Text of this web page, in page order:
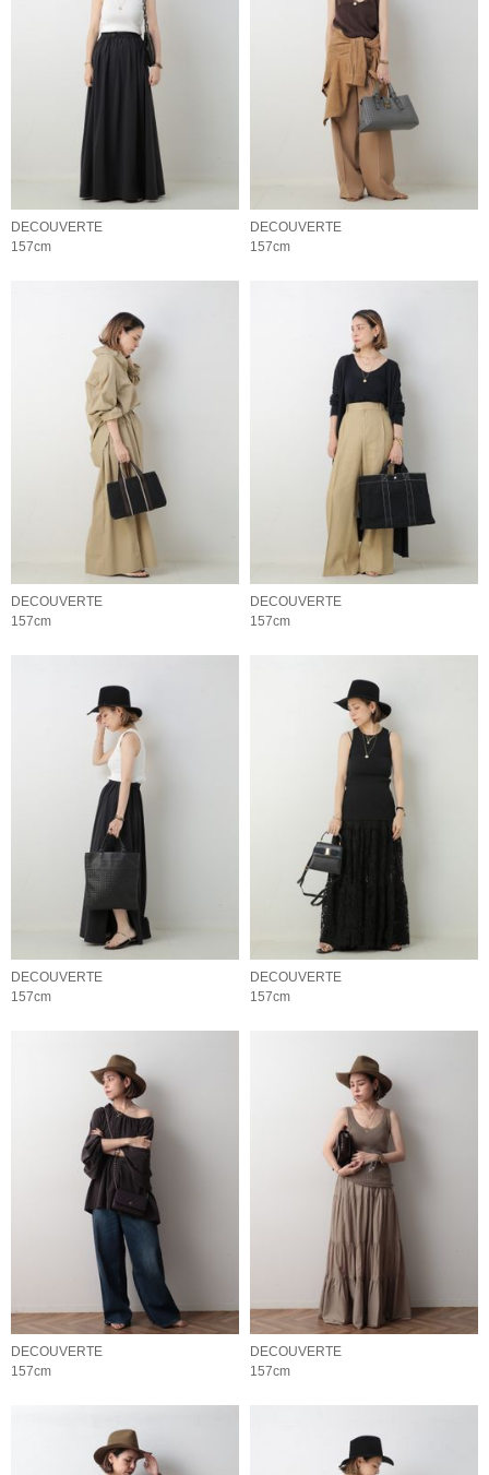
DECOUVERTE
157cm
DECOUVERTE
157cm
DECOUVERTE
157cm
DECOUVERTE
157cm
DECOUVERTE
157cm
DECOUVERTE
157cm
DECOUVERTE
157cm
DECOUVERTE
157cm